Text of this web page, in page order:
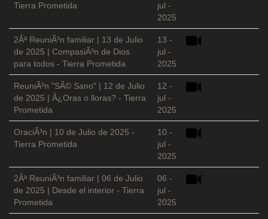
Tierra Prometida
jul -
2025
2Âª ReuniÃ³n familiar | 13 de Julio
de 2025 | CompasiÃ³n de Dios
para todos - Tierra Prometida
13 -
jul -
2025
ReuniÃ³n "SÃ© Sano" | 12 de Julio
de 2025 | Â¿Oras o lloras? - Tierra
Prometida
12 -
jul -
2025
OraciÃ³n | 10 de Julio de 2025 -
Tierra Prometida
10 -
jul -
2025
2Âª ReuniÃ³n familiar | 06 de Julio
de 2025 | Desde el interior - Tierra
Prometida
06 -
jul -
2025